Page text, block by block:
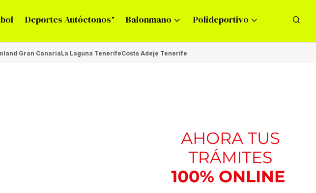
Deportes Autóctonos Balonmano Polideportivo
Gran CanariaLa Laguna TenerifeCosta Adeje Tenerife